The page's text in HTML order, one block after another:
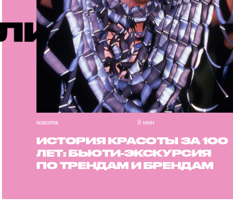
макияж 8 мин
ИСТОРИЯ КРАСОТЫ ЗА 100
ЛЕТ: БЬЮТИ-ЭКСКУРСИЯ
ПО ТРЕНДАМ И БРЕНДАМ